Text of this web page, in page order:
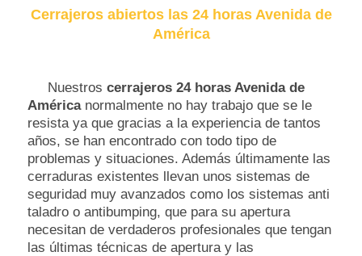
Cerrajeros abiertos las 24 horas Avenida de
América
Nuestros cerrajeros 24 horas Avenida de
Américanormalmente no hay trabajo que se le
resista ya que gracias a la experiencia de tantos
años, se han encontrado con todo tipo de
problemas y situaciones. Además últimamente las
cerraduras existentes llevan unos sistemas de
seguridad muy avanzados como los sistemas anti
taladro o antibumping, que para su apertura
necesitan de verdaderos profesionales que tengan
las últimas técnicas de apertura y las